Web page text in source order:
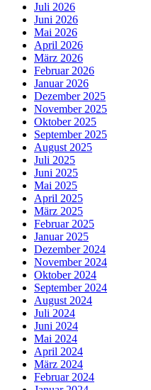
Juli 2026
Juni 2026
Mai 2026
April 2026
März 2026
Februar 2026
Januar 2026
Dezember 2025
November 2025
Oktober 2025
September 2025
August 2025
Juli 2025
Juni 2025
Mai 2025
April 2025
März 2025
Februar 2025
Januar 2025
Dezember 2024
November 2024
Oktober 2024
September 2024
August 2024
Juli 2024
Juni 2024
Mai 2024
April 2024
März 2024
Februar 2024